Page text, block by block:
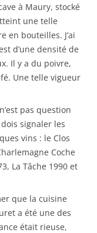
à Maury, stocké
une telle
en bouteilles. J’ai
d’une densité de
Il y a du poivre,
Une telle vigueur
pas question
signaler les
vins : le Clos
Coche
La Tâche 1990 et
que la cuisine
a été une des
était rieuse,